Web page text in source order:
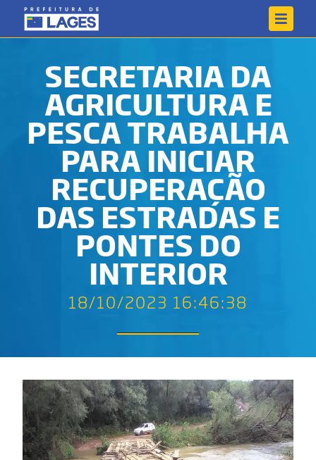
SECRETARIA DA
AGRICULTURA E
PESCA TRABALHA
PARA INICIAR
RECUPERAÇÃO
DAS ESTRADAS E
PONTES DO
INTERIOR
18/10/2023 16:46:38